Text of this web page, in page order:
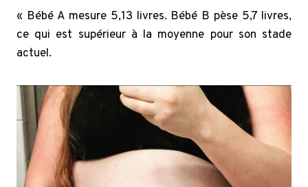
« Bébé A mesure 5,13 livres. Bébé B pèse 5,7 livres,
ce qui est supérieur à la moyenne pour son stade
actuel.